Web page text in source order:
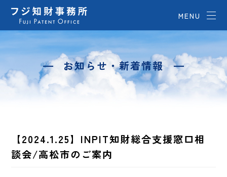
MENU
お知らせ・新着情報
【2024.1.25】INPIT知財総合支援窓口相
談会/高松市のご案内